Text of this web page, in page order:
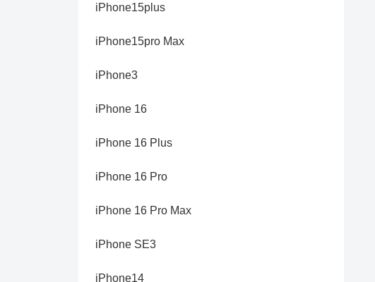
iPhone15plus
iPhone15pro Max
iPhone3
iPhone 16
iPhone 16 Plus
iPhone 16 Pro
iPhone 16 Pro Max
iPhone SE3
iPhone14